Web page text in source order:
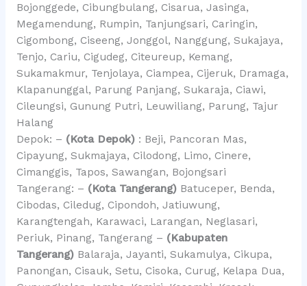
Bojonggede, Cibungbulang, Cisarua, Jasinga,
Megamendung, Rumpin, Tanjungsari, Caringin,
Cigombong, Ciseeng, Jonggol, Nanggung, Sukajaya,
Tenjo, Cariu, Cigudeg, Citeureup, Kemang,
Sukamakmur, Tenjolaya, Ciampea, Cijeruk, Dramaga,
Klapanunggal, Parung Panjang, Sukaraja, Ciawi,
Cileungsi, Gunung Putri, Leuwiliang, Parung, Tajur
Halang
Depok: – (Kota Depok): Beji, Pancoran Mas,
Cipayung, Sukmajaya, Cilodong, Limo, Cinere,
Cimanggis, Tapos, Sawangan, Bojongsari
Tangerang: – (Kota Tangerang)Batuceper, Benda,
Cibodas, Ciledug, Cipondoh, Jatiuwung,
Karangtengah, Karawaci, Larangan, Neglasari,
Periuk, Pinang, Tangerang – (Kabupaten
Tangerang)Balaraja, Jayanti, Sukamulya, Cikupa,
Panongan, Cisauk, Setu, Cisoka, Curug, Kelapa Dua,